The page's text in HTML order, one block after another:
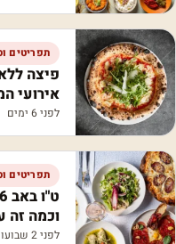
תפריטים
פיצה
אירועי
לפני 6 ימים
תפריטים
וכמה זה
לפני 2 שבועות